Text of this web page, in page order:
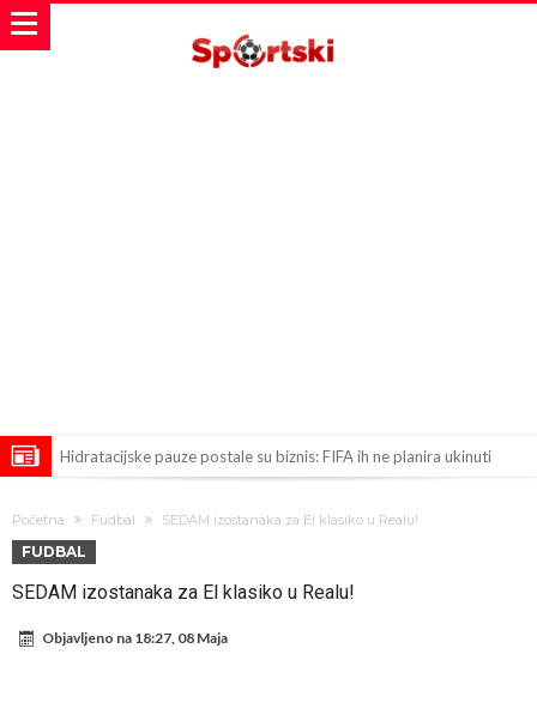
Hidratacijske pauze postale su biznis: FIFA ih ne planira ukinuti
Atletika?!
Ovo se Novaku nikad nije dešavalo: Sinner i Alcaraz odustaju, a
Početna Fudbal SEDAM izostanaka za El klasiko u Realu!
FUDBAL
SEDAM izostanaka za El klasiko u Realu!
Objavljeno na 18:27, 08 Maja